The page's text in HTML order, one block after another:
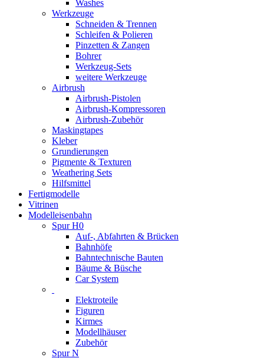
Washes
Werkzeuge
Schneiden & Trennen
Schleifen & Polieren
Pinzetten & Zangen
Bohrer
Werkzeug-Sets
weitere Werkzeuge
Airbrush
Airbrush-Pistolen
Airbrush-Kompressoren
Airbrush-Zubehör
Maskingtapes
Kleber
Grundierungen
Pigmente & Texturen
Weathering Sets
Hilfsmittel
Fertigmodelle
Vitrinen
Modelleisenbahn
Spur H0
Auf-, Abfahrten & Brücken
Bahnhöfe
Bahntechnische Bauten
Bäume & Büsche
Car System
Elektroteile
Figuren
Kirmes
Modellhäuser
Zubehör
Spur N